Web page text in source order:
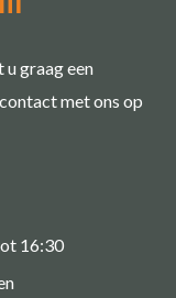
graag een
met ons op
16:30